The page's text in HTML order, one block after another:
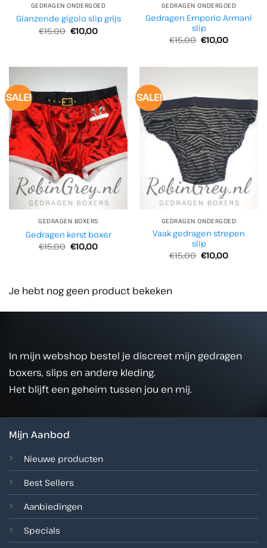
GEDRAGEN ONDERGOED
Glanzende gigolo slip grijs
€15,00 Oorspronkelijke
prijs
€10,00Huidige
GEDRAGEN ONDERGOED
Gedragen Emporio Armani
slip
€15,00 Oorspronkelijke
prijs
€10,00Huidige
SALE!
GEDRAGEN BOXERS
Gedragen kerst boxer
€15,00 Oorspronkelijke
prijs
€10,00Huidige
SALE!
GEDRAGEN ONDERGOED
Vaak gedragen strepen
slip
€15,00 Oorspronkelijke
prijs
€10,00Huidige
Je hebt nog geen product bekeken
In mijn webshop bestel je discreet mijn gedragen
boxers, slips en andere kleding.
Het blijft een geheim tussen jou en mij.
Mijn Aanbod
Nieuwe producten
Best Sellers
Aanbiedingen
Specials